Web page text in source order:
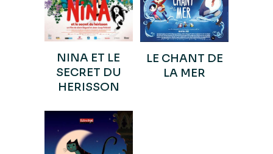
NINA ET LE
SECRET DU
HERISSON
LE CHANT DE
LA MER